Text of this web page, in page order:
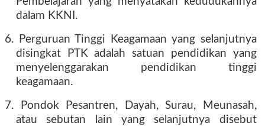
dalam KKNI.
6. Perguruan Tinggi Keagamaan yang selanjutnya
disingkat PTK adalah satuan pendidikan yang
menyelenggarakan pendidikan tinggi
keagamaan.
7. Pondok Pesantren, Dayah, Surau, Meunasah,
atau sebutan lain yang selanjutnya disebut